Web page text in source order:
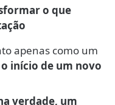
o que
apenas como um
o início de um novo
verdade, um